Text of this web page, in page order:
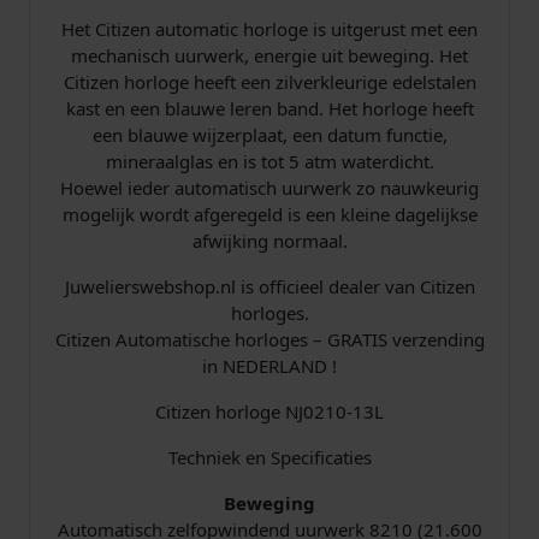
a
t
i
c
B
l
a
u
e
a
t
Het Citizen automatic horloge is uitgerust met een
mechanisch uurwerk, energie uit beweging. Het
Citizen horloge heeft een zilverkleurige edelstalen
kast en een blauwe leren band. Het horloge heeft
een blauwe wijzerplaat, een datum functie,
mineraalglas en is tot 5 atm waterdicht.
Hoewel ieder automatisch uurwerk zo nauwkeurig
mogelijk wordt afgeregeld is een kleine dagelijkse
afwijking normaal.
Juwelierswebshop.nl is officieel dealer van Citizen
horloges.
Citizen Automatische horloges – GRATIS verzending
in NEDERLAND !
Citizen horloge NJ0210-13L
Techniek en Specificaties
Beweging
Automatisch zelfopwindend uurwerk 8210 (21.600